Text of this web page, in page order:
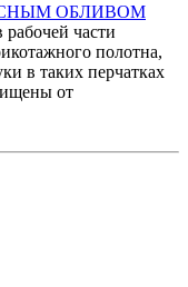
ОБЛИВОМ
рабочей части
полотна,
в таких перчатках
от